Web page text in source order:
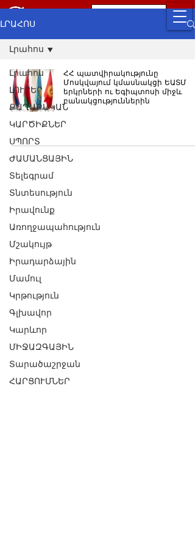
ԼՐԱՀՈՍ
Լրահոս
ԼՈՒՐԵՐ
ՔԱՂԱՔԱԿԱՆ
ԿԱՐԾԻՔՆԵՐ
ՍՊՈՐՏ
ԺԱՄԱՆՑԱՅԻՆ
Տելեգրամ
Տնտեսություն
Իրավունք
Առողջապահություն
Մշակույթ
Իրադարձային
Մամուլ
Կրթություն
Գլխավոր
Կարևոր
ՄԻՋԱԶԳԱՅԻՆ
Տարածաշրջան
ՀԱՐՑՈՒՄՆԵՐ
Լրահոս
ՀՀ պատվիրակությունը
Մոսկվայում կմասնակցի ԵԱՏՄ
երկրների ու Եգիպտոսի միջև
բանակցություններին